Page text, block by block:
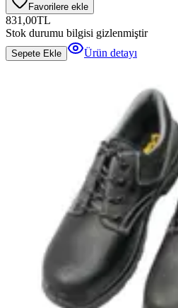
Favorilere ekle
831,00TL
Stok durumu bilgisi gizlenmiştir
Sepete Ekle Ürün detayı